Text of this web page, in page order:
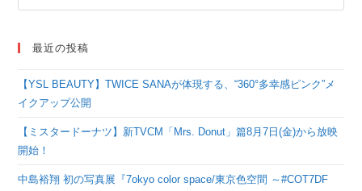
た「伊達姉妹」！
最近の投稿
【YSL BEAUTY】TWICE SANAが体現する、“360°多幸感ピンク”メ
イクアップ公開
【ミスタードーナツ】新TVCM「Mrs. Donut」篇8月7日(金)から放映
開始！
中島裕翔 初の写真展『7okyo color space/東京色空間 ～#COT7DF